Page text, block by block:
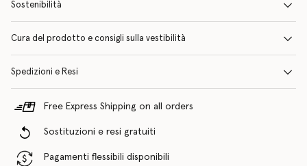
Sostenibilità
Cura del prodotto e consigli sulla vestibilità
Spedizioni e Resi
Free Express Shipping on all orders
Sostituzioni e resi gratuiti
Pagamenti flessibili disponibili